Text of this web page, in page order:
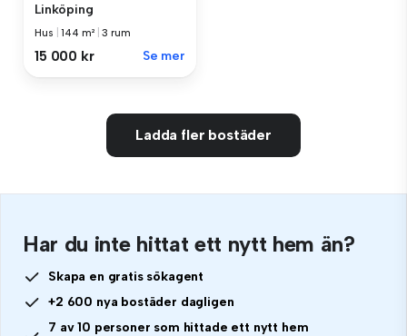
Linköping
Hus |144 m² |3 rum
15 000 kr Se mer
Ladda fler bostäder
Har du inte hittat ett nytt hem än?
Skapa en gratis sökagent
+2 600 nya bostäder dagligen
7 av 10 personer som hittade ett nytt hem